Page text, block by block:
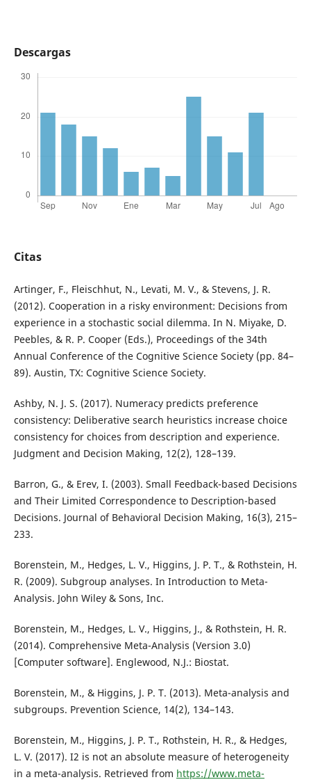
Descargas
Citas
Artinger, F., Fleischhut, N., Levati, M. V., & Stevens, J. R.
(2012). Cooperation in a risky environment: Decisions from
experience in a stochastic social dilemma. In N. Miyake, D.
Peebles, & R. P. Cooper (Eds.), Proceedings of the 34th
Annual Conference of the Cognitive Science Society (pp. 84–
89). Austin, TX: Cognitive Science Society.
Ashby, N. J. S. (2017). Numeracy predicts preference
consistency: Deliberative search heuristics increase choice
consistency for choices from description and experience.
Judgment and Decision Making, 12(2), 128–139.
Barron, G., & Erev, I. (2003). Small Feedback-based Decisions
and Their Limited Correspondence to Description-based
Decisions. Journal of Behavioral Decision Making, 16(3), 215–
233.
Borenstein, M., Hedges, L. V., Higgins, J. P. T., & Rothstein, H.
R. (2009). Subgroup analyses. In Introduction to Meta-
Analysis. John Wiley & Sons, Inc.
Borenstein, M., Hedges, L. V., Higgins, J., & Rothstein, H. R.
(2014). Comprehensive Meta-Analysis (Version 3.0)
[Computer software]. Englewood, N.J.: Biostat.
Borenstein, M., & Higgins, J. P. T. (2013). Meta-analysis and
subgroups. Prevention Science, 14(2), 134–143.
Borenstein, M., Higgins, J. P. T., Rothstein, H. R., & Hedges,
L. V. (2017). I2 is not an absolute measure of heterogeneity
in a meta-analysis. Retrieved from https://www.meta-